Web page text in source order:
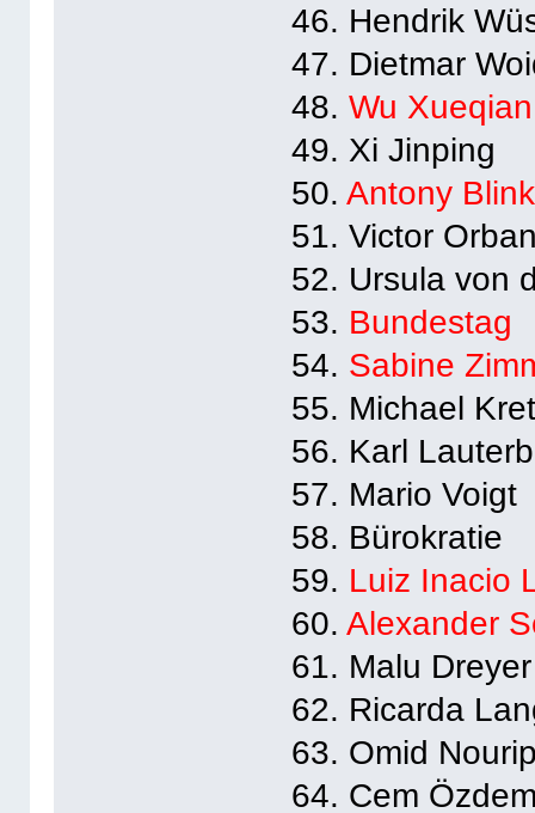
46. Hendrik
47. Dietmar
48.Wu Xueqian
49. Xi Jinping
50.Antony
51. Victor
52. Ursula von
53. Bundestag
54. Sabine
55. Michael
56. Karl
57. Mario Voigt
58. Bürokratie
59. Luiz Inacio
60.Alexander
61. Malu Dreyer
62. Ricarda
63. Omid
64. Cem